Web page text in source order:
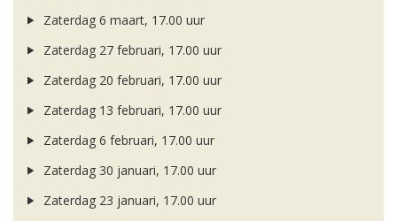
Zaterdag 6 maart, 17.00 uur
Zaterdag 27 februari, 17.00 uur
Zaterdag 20 februari, 17.00 uur
Zaterdag 13 februari, 17.00 uur
Zaterdag 6 februari, 17.00 uur
Zaterdag 30 januari, 17.00 uur
Zaterdag 23 januari, 17.00 uur